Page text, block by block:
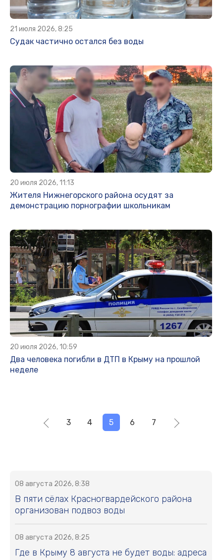
21 июля 2026, 8:25
Судак частично остался без воды
20 июля 2026, 11:13
Жителя Нижнегорского района осудят за
демонстрацию порнографии школьникам
20 июля 2026, 10:59
Два человека погибли в ДТП в Крыму на прошлой
неделе
3 4 5 6 7
08 августа 2026, 8:38
В пяти сёлах Красногвардейского района
организован подвоз воды
08 августа 2026, 8:25
Где в Крыму 8 августа не будет воды: адреса